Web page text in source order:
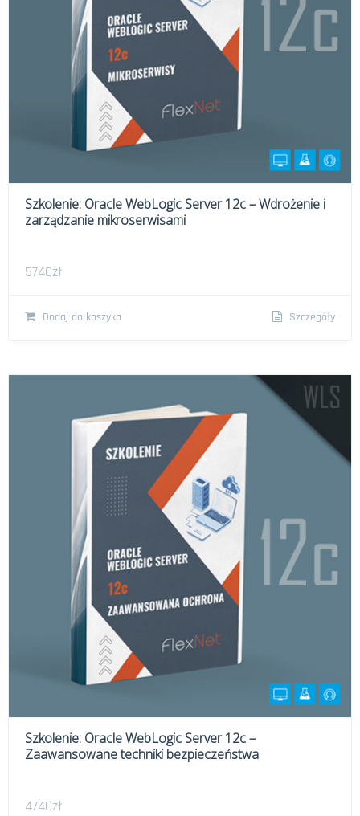
Szkolenie: Oracle WebLogic Server 12c – Wdrożenie i
zarządzanie mikroserwisami
5740zł
Dodaj do koszyka Szczegóły
Szkolenie: Oracle WebLogic Server 12c –
Zaawansowane techniki bezpieczeństwa
4740zł